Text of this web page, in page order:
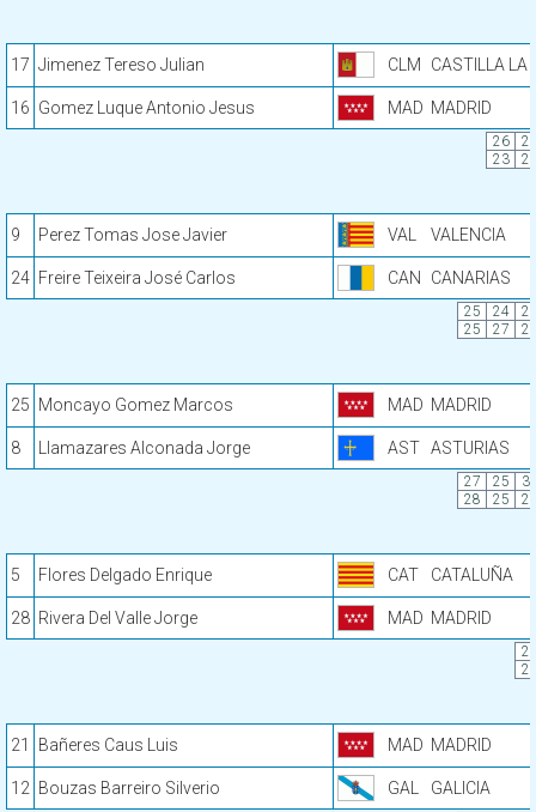
17 Jimenez Tereso Julian CLM CASTILLA LA
16 Gomez Luque Antonio Jesus MAD MADRID
26
23
9 Perez Tomas Jose Javier VAL VALENCIA
24 Freire Teixeira José Carlos CAN CANARIAS
25 24
25
27
25 Moncayo Gomez Marcos MAD MADRID
8 Llamazares Alconada Jorge AST ASTURIAS
27 25
28
25
5 Flores Delgado Enrique CAT CATALUÑA
28 Rivera Del Valle Jorge MAD MADRID
21 Bañeres Caus Luis MAD MADRID
12 Bouzas Barreiro Silverio GAL GALICIA